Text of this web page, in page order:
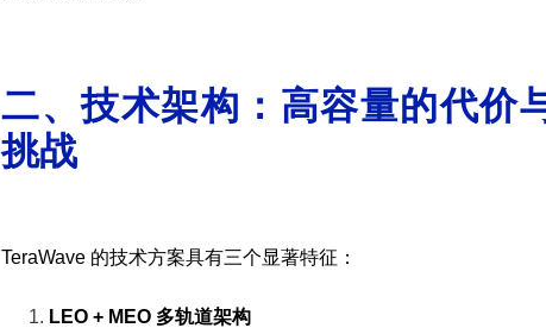
二、技术架构：高容量的代价
挑战
TeraWave 的技术方案具有三个显著特征：
LEO + MEO 多轨道架构